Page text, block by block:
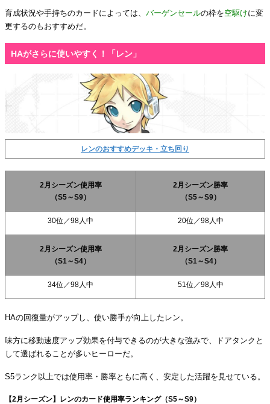
育成状況や手持ちのカードによっては、 バーゲンセールの枠を空駆けに変
更するのもおすすめだ。
HAがさらに使いやすく！「レン」
レンのおすすめデッキ・立ち回り
2月シーズン使用率
（S5～S9）
2月シーズン勝率
（S5～S9）
30位 ／98人中 20位 ／98人中
2月シーズン使用率
（S1～S4）
2月シーズン勝率
（S1～S4）
34位 ／98人中 51位 ／98人中
HAの回復量がアップし、使い勝手が向上したレン。
味方に移動速度アップ効果を付与できるのが大きな強みで、ドアタンクと
して選ばれることが多いヒーローだ。
S5ランク以上では使用率・勝率ともに高く、安定した活躍を見せている。
【2月シーズン】レンのカード使用率ランキング（S5～S9）